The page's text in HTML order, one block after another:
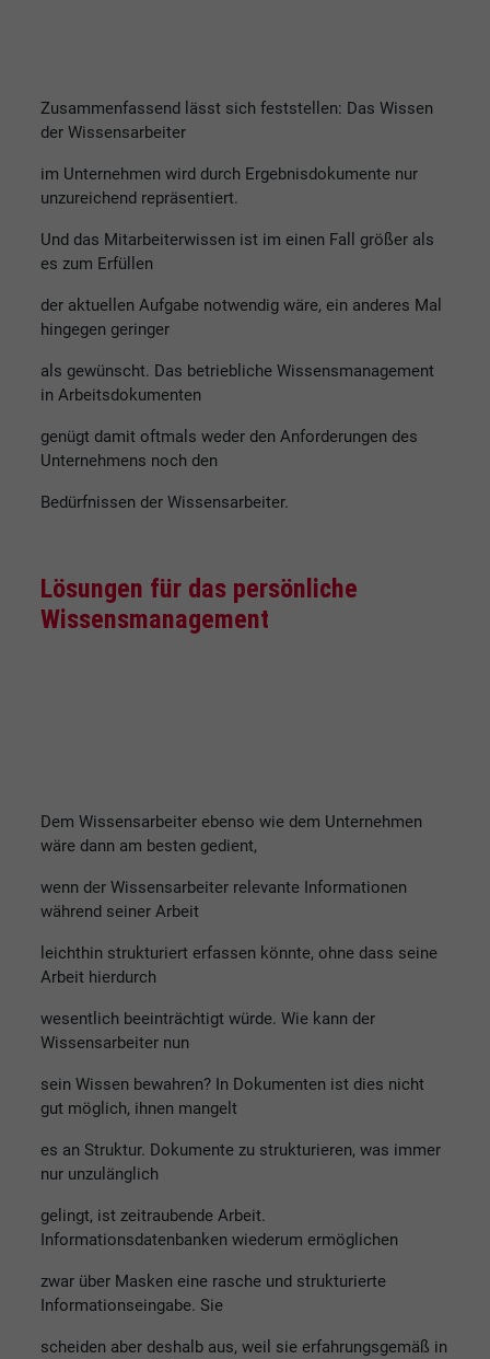
Zusammenfassend lässt sich feststellen: Das Wissen
der Wissensarbeiter
im Unternehmen wird durch Ergebnisdokumente nur
unzureichend repräsentiert.
Und das Mitarbeiterwissen ist im einen Fall größer als
es zum Erfüllen
der aktuellen Aufgabe notwendig wäre, ein anderes Mal
hingegen geringer
als gewünscht. Das betriebliche Wissensmanagement
in Arbeitsdokumenten
genügt damit oftmals weder den Anforderungen des
Unternehmens noch den
Bedürfnissen der Wissensarbeiter.
Lösungen für das persönliche
Wissensmanagement
Dem Wissensarbeiter ebenso wie dem Unternehmen
wäre dann am besten gedient,
wenn der Wissensarbeiter relevante Informationen
während seiner Arbeit
leichthin strukturiert erfassen könnte, ohne dass seine
Arbeit hierdurch
wesentlich beeinträchtigt würde. Wie kann der
Wissensarbeiter nun
sein Wissen bewahren? In Dokumenten ist dies nicht
gut möglich, ihnen mangelt
es an Struktur. Dokumente zu strukturieren, was immer
nur unzulänglich
gelingt, ist zeitraubende Arbeit.
Informationsdatenbanken wiederum ermöglichen
zwar über Masken eine rasche und strukturierte
Informationseingabe. Sie
scheiden aber deshalb aus, weil sie erfahrungsgemäß in